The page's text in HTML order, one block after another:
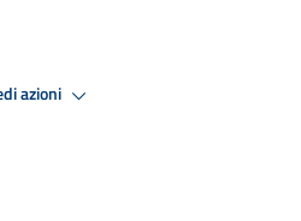
azioni